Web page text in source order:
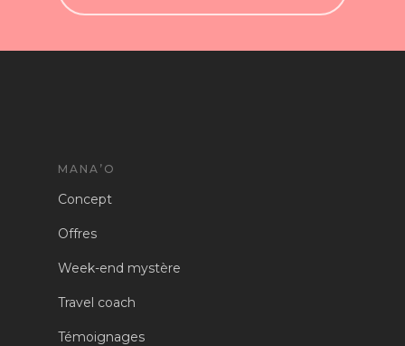
MANA’O
Concept
Offres
Week-end mystère
Travel coach
Témoignages